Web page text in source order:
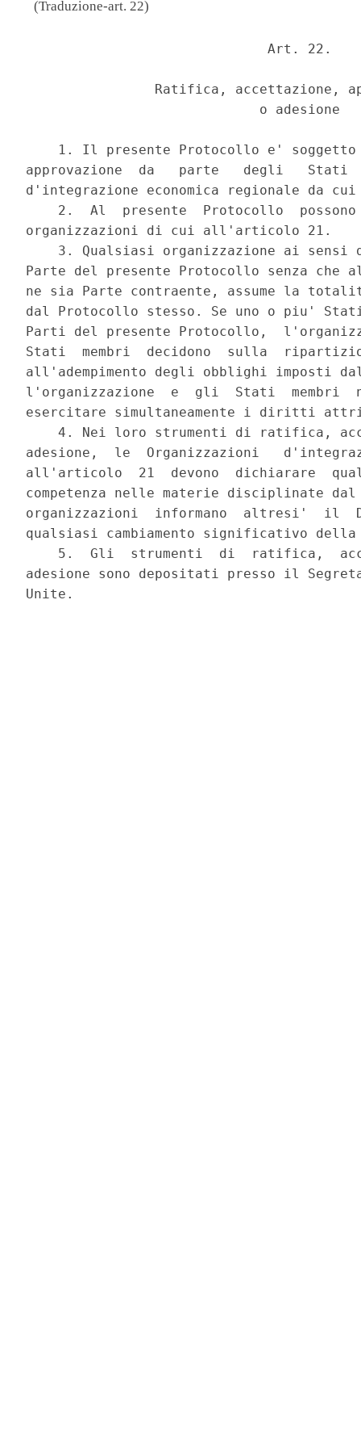
(Traduzione-art. 22)
                              Art. 22.
Ratifica, accettazione,
                             o adesione
1. Il presente Protocollo e'
approvazione  da   parte   degli
d'integrazione economica regionale da
2.  Al  presente  Protocollo
organizzazioni di cui all'articolo 21.
3. Qualsiasi organizzazione ai sensi
Parte del presente Protocollo senza che
ne sia Parte contraente, assume la
dal Protocollo stesso. Se uno o piu'
Parti del presente Protocollo,
Stati  membri  decidono  sulla
all'adempimento degli obblighi imposti
l'organizzazione  e  gli  Stati  membri
esercitare simultaneamente i diritti
4. Nei loro strumenti di ratifica,
adesione,  le  Organizzazioni
all'articolo  21  devono  dichiarare
competenza nelle materie disciplinate
organizzazioni  informano  altresi'  il
qualsiasi cambiamento significativo
5.  Gli  strumenti  di  ratifica,
adesione sono depositati presso il